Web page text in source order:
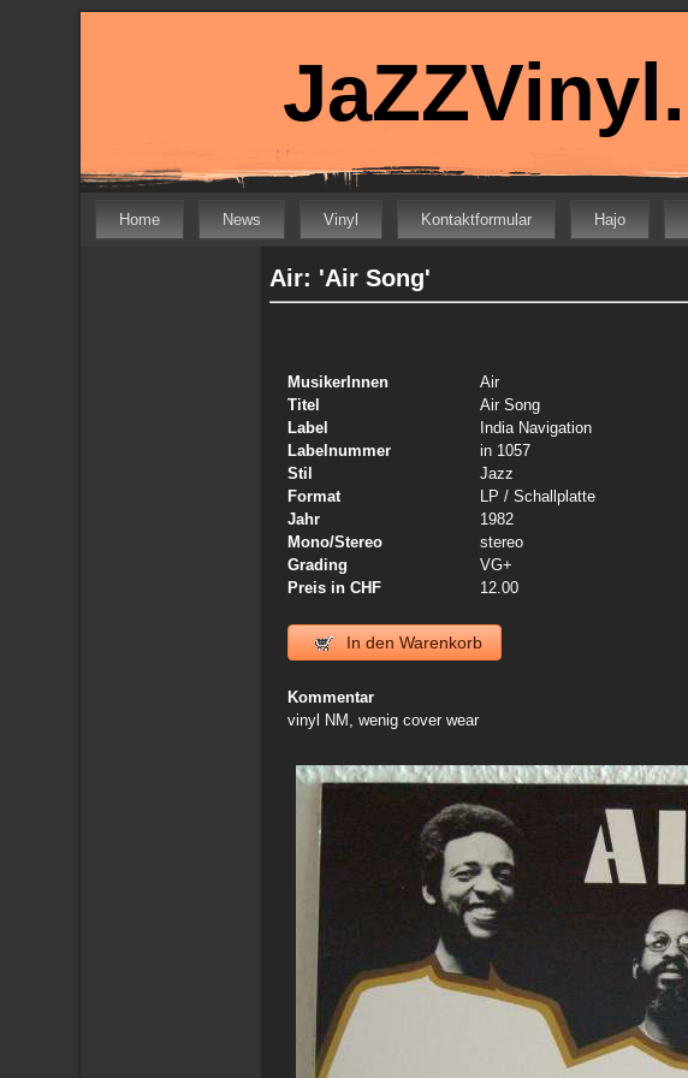
Home News Vinyl Kontaktformular Hajo
Air: 'Air Song'
MusikerInnen
Air
Titel
Air Song
Label
India Navigation
Labelnummer
in 1057
Stil
Jazz
Format
LP / Schallplatte
Jahr
1982
Mono/Stereo
stereo
Grading
VG+
Preis in CHF
12.00
In den Warenkorb
Kommentar
vinyl NM, wenig cover wear